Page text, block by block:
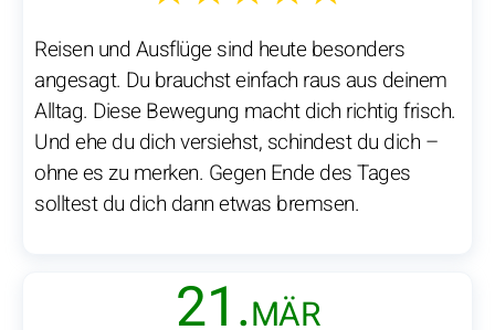
Reisen und Ausflüge sind heute besonders
angesagt. Du brauchst einfach raus aus deinem
Alltag. Diese Bewegung macht dich richtig frisch.
Und ehe du dich versiehst, schindest du dich –
ohne es zu merken. Gegen Ende des Tages
solltest du dich dann etwas bremsen.
21.MÄR